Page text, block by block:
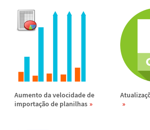
Aumento da velocidade de
importação de planilhas
Atualizaç